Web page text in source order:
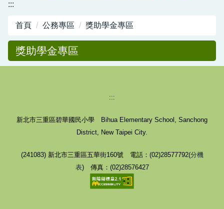
:::
首頁 公務專區 獎助學金專區
獎助學金專區
:::
新北市三重區碧華國民小學 Bihua Elementary School, Sanchong
District, New Taipei City.
(241083) 新北市三重區五華街160號 電話：(02)28577792(分機
表) 傳真：(02)28576427